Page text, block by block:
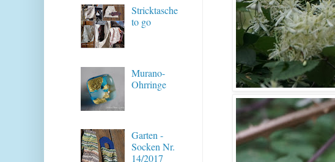
Stricktasche
to go
Murano-
Ohrringe
Garten -
Socken Nr.
14/2017